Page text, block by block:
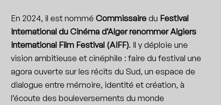
En 2024, il est nomméCommissairedu Festival
International du Cinéma d’Alger renommer Algiers
International Film Festival (AIFF). Il y déploie une
vision ambitieuse et cinéphile : faire du festival une
agora ouverte sur les récits du Sud, un espace de
dialogue entre mémoire, identité et création, à
l’écoute des bouleversements du monde